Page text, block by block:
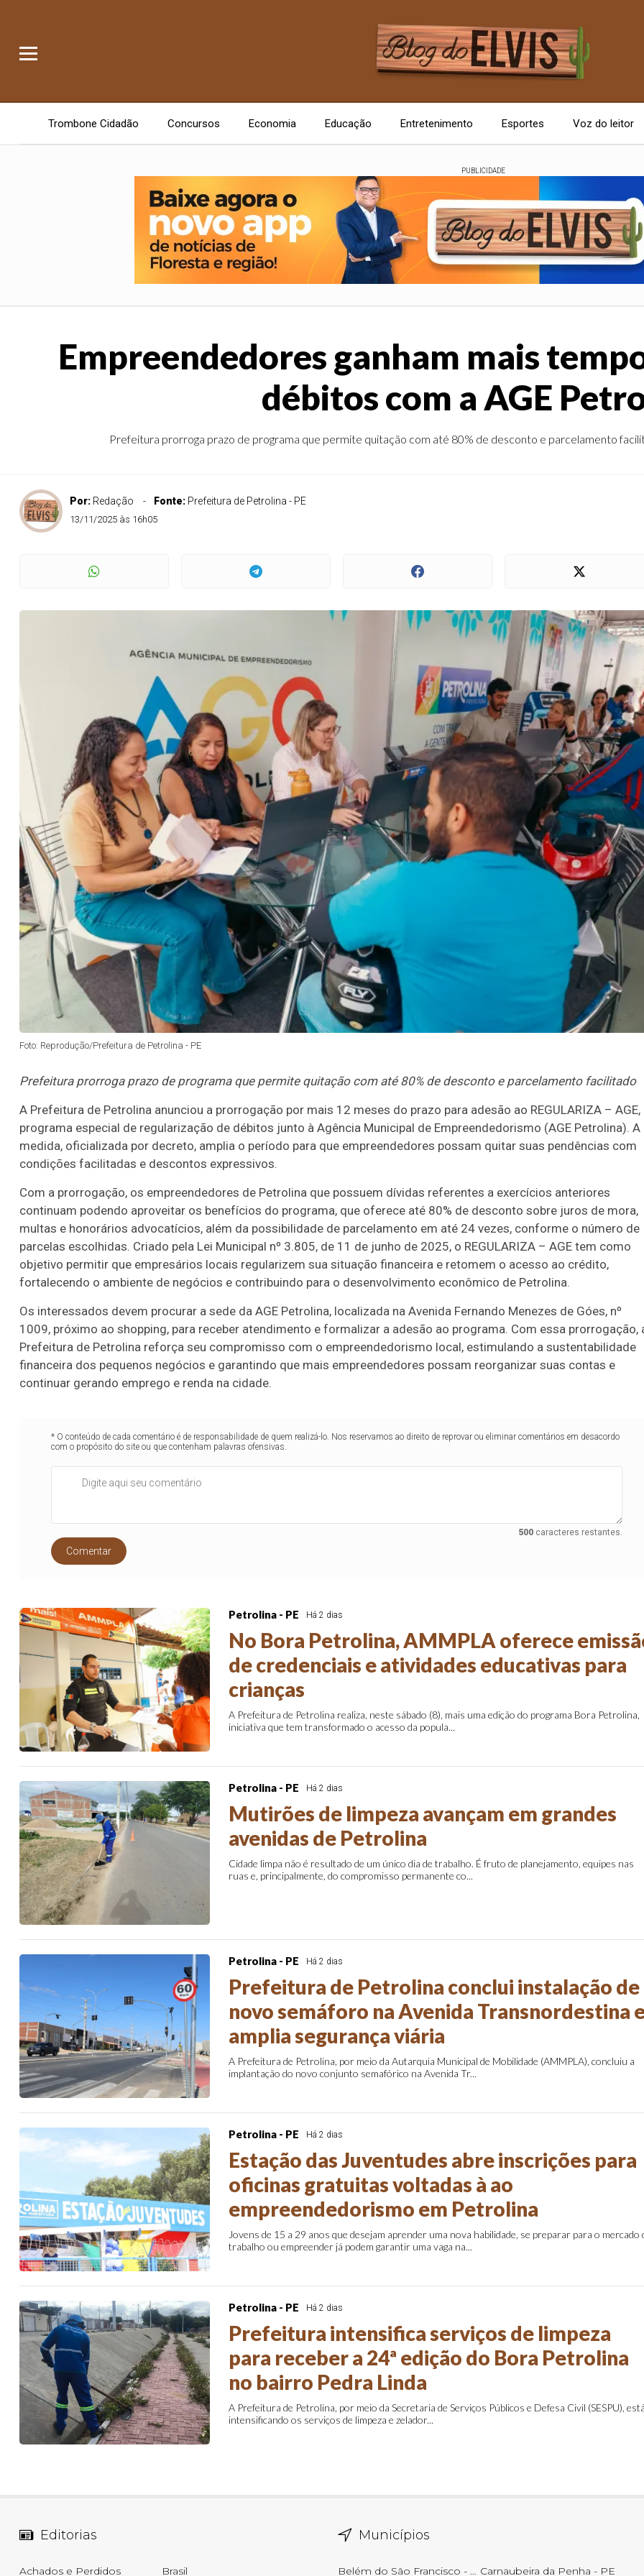
Trombone Cidadão Concursos Economia Educação Entretenimento Esportes Voz do leitor
PUBLICIDADE
Empreendedores ganham mais
débitos com a AGE
Prefeitura prorroga prazo de programa que permite quitação com até 80% de desconto e parcelamento
Por: Redação Fonte: Prefeitura de Petrolina - PE
13/11/2025 às 16h05
Foto: Reprodução/Prefeitura de Petrolina - PE
Prefeitura prorroga prazo de programa que permite quitação com até 80% de desconto e parcelamento facilitado
A Prefeitura de Petrolina anunciou a prorrogação por mais 12 meses do prazo para adesão ao REGULARIZA – AGE,
programa especial de regularização de débitos junto à Agência Municipal de Empreendedorismo (AGE Petrolina). A
medida, oficializada por decreto, amplia o período para que empreendedores possam quitar suas pendências com
condições facilitadas e descontos expressivos.
Com a prorrogação, os empreendedores de Petrolina que possuem dívidas referentes a exercícios anteriores
continuam podendo aproveitar os benefícios do programa, que oferece até 80% de desconto sobre juros de mora,
multas e honorários advocatícios, além da possibilidade de parcelamento em até 24 vezes, conforme o número de
parcelas escolhidas. Criado pela Lei Municipal nº 3.805, de 11 de junho de 2025, o REGULARIZA – AGE tem como
objetivo permitir que empresários locais regularizem sua situação financeira e retomem o acesso ao crédito,
fortalecendo o ambiente de negócios e contribuindo para o desenvolvimento econômico de Petrolina.
Os interessados devem procurar a sede da AGE Petrolina, localizada na Avenida Fernando Menezes de Góes, nº
1009, próximo ao shopping, para receber atendimento e formalizar a adesão ao programa. Com essa prorrogação,
Prefeitura de Petrolina reforça seu compromisso com o empreendedorismo local, estimulando a sustentabilidade
financeira dos pequenos negócios e garantindo que mais empreendedores possam reorganizar suas contas e
continuar gerando emprego e renda na cidade.
* O conteúdo de cada comentário é de responsabilidade de quem realizá-lo. Nos reservamos ao direito de reprovar ou eliminar comentários em desacordo
com o propósito do site ou que contenham palavras ofensivas.
500caracteres restantes.
Comentar
Petrolina - PE Há 2 dias
No Bora Petrolina, AMMPLA oferece
de credenciais e atividades educativas para
crianças
A Prefeitura de Petrolina realiza, neste sábado (8), mais uma edição do programa Bora Petrolina,
iniciativa que tem transformado o acesso da popula...
Petrolina - PE Há 2 dias
Mutirões de limpeza avançam em grandes
avenidas de Petrolina
Cidade limpa não é resultado de um único dia de trabalho. É fruto de planejamento, equipes nas
ruas e, principalmente, do compromisso permanente co...
Petrolina - PE Há 2 dias
Prefeitura de Petrolina conclui instalação de
novo semáforo na Avenida Transnordestina
amplia segurança viária
A Prefeitura de Petrolina, por meio da Autarquia Municipal de Mobilidade (AMMPLA), concluiu a
implantação do novo conjunto semafórico na Avenida Tr...
Petrolina - PE Há 2 dias
Estação das Juventudes abre inscrições para
oficinas gratuitas voltadas à ao
empreendedorismo em Petrolina
Jovens de 15 a 29 anos que desejam aprender uma nova habilidade, se preparar para o mercado
trabalho ou empreender já podem garantir uma vaga na...
Petrolina - PE Há 2 dias
Prefeitura intensifica serviços de limpeza
para receber a 24ª edição do Bora Petrolina
no bairro Pedra Linda
A Prefeitura de Petrolina, por meio da Secretaria de Serviços Públicos e Defesa Civil (SESPU),
intensificando os serviços de limpeza e zelador...
Editorias
Achados e Perdidos Brasil
Municípios
Belém do São Francisco - PE Carnaubeira da Penha - PE